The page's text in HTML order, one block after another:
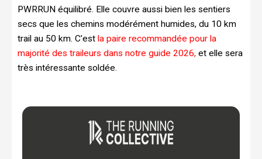
PWRRUN équilibré. Elle couvre aussi bien les sentiers
secs que les chemins modérément humides, du 10 km
trail au 50 km. C’est la paire recommandée pour la
majorité des traileurs dans notre guide 2026, et elle sera
très intéressante soldée.